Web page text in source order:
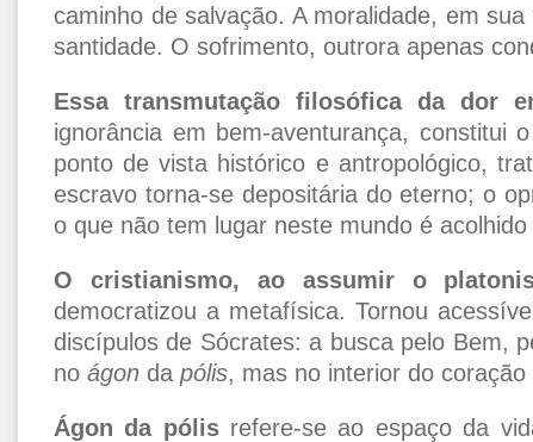
caminho de salvação. A moralidade, em
santidade. O sofrimento, outrora apenas
Essa transmutação filosófica da dor
ignorância em bem-aventurança, constitui
ponto de vista histórico e antropológico,
escravo torna-se depositária do eterno; o
o que não tem lugar neste mundo é
O cristianismo, ao assumir o
democratizou a metafísica. Tornou
discípulos de Sócrates: a busca pelo Bem,
no ágon da pólis, mas no interior do
Ágon da pólisrefere-se ao espaço da